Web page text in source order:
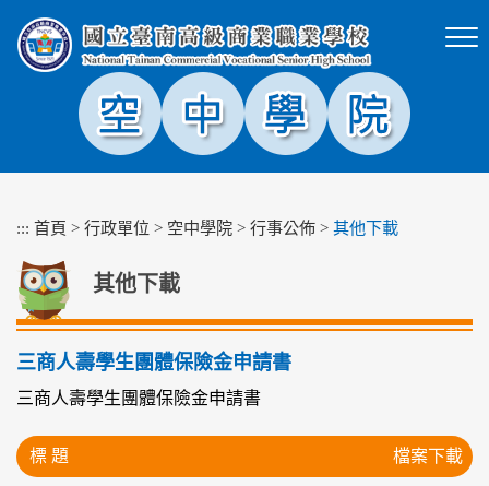
塊
::: 首頁 > 行政單位 > 空中學院 > 行事公佈 > 其他下載
其他下載
三商人壽學生團體保險金申請書
三商人壽學生團體保險金申請書
標 題 檔案下載